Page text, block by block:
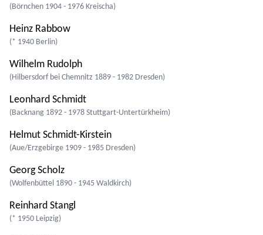
(Börnchen 1904 - 1976 Kreischa)
Heinz Rabbow
(* 1940 Berlin)
Wilhelm Rudolph
(Hilbersdorf bei Chemnitz 1889 - 1982 Dresden)
Leonhard Schmidt
(Backnang 1892 - 1978 Stuttgart-Untertürkheim)
Helmut Schmidt-Kirstein
(Aue/Erzgebirge 1909 - 1985 Dresden)
Georg Scholz
(Wolfenbüttel 1890 - 1945 Waldkirch)
Reinhard Stangl
(* 1950 Leipzig)